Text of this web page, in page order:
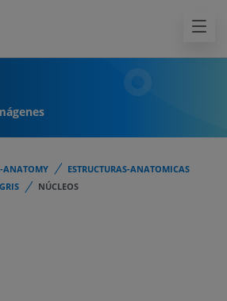
ANATOMY
ESTRUCTURAS-ANATOMICAS
NÚCLEOS